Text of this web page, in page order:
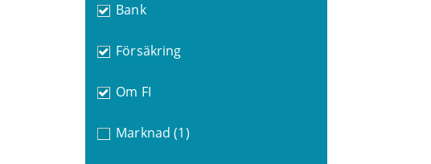
Bank
Försäkring
Om FI
Marknad (1)